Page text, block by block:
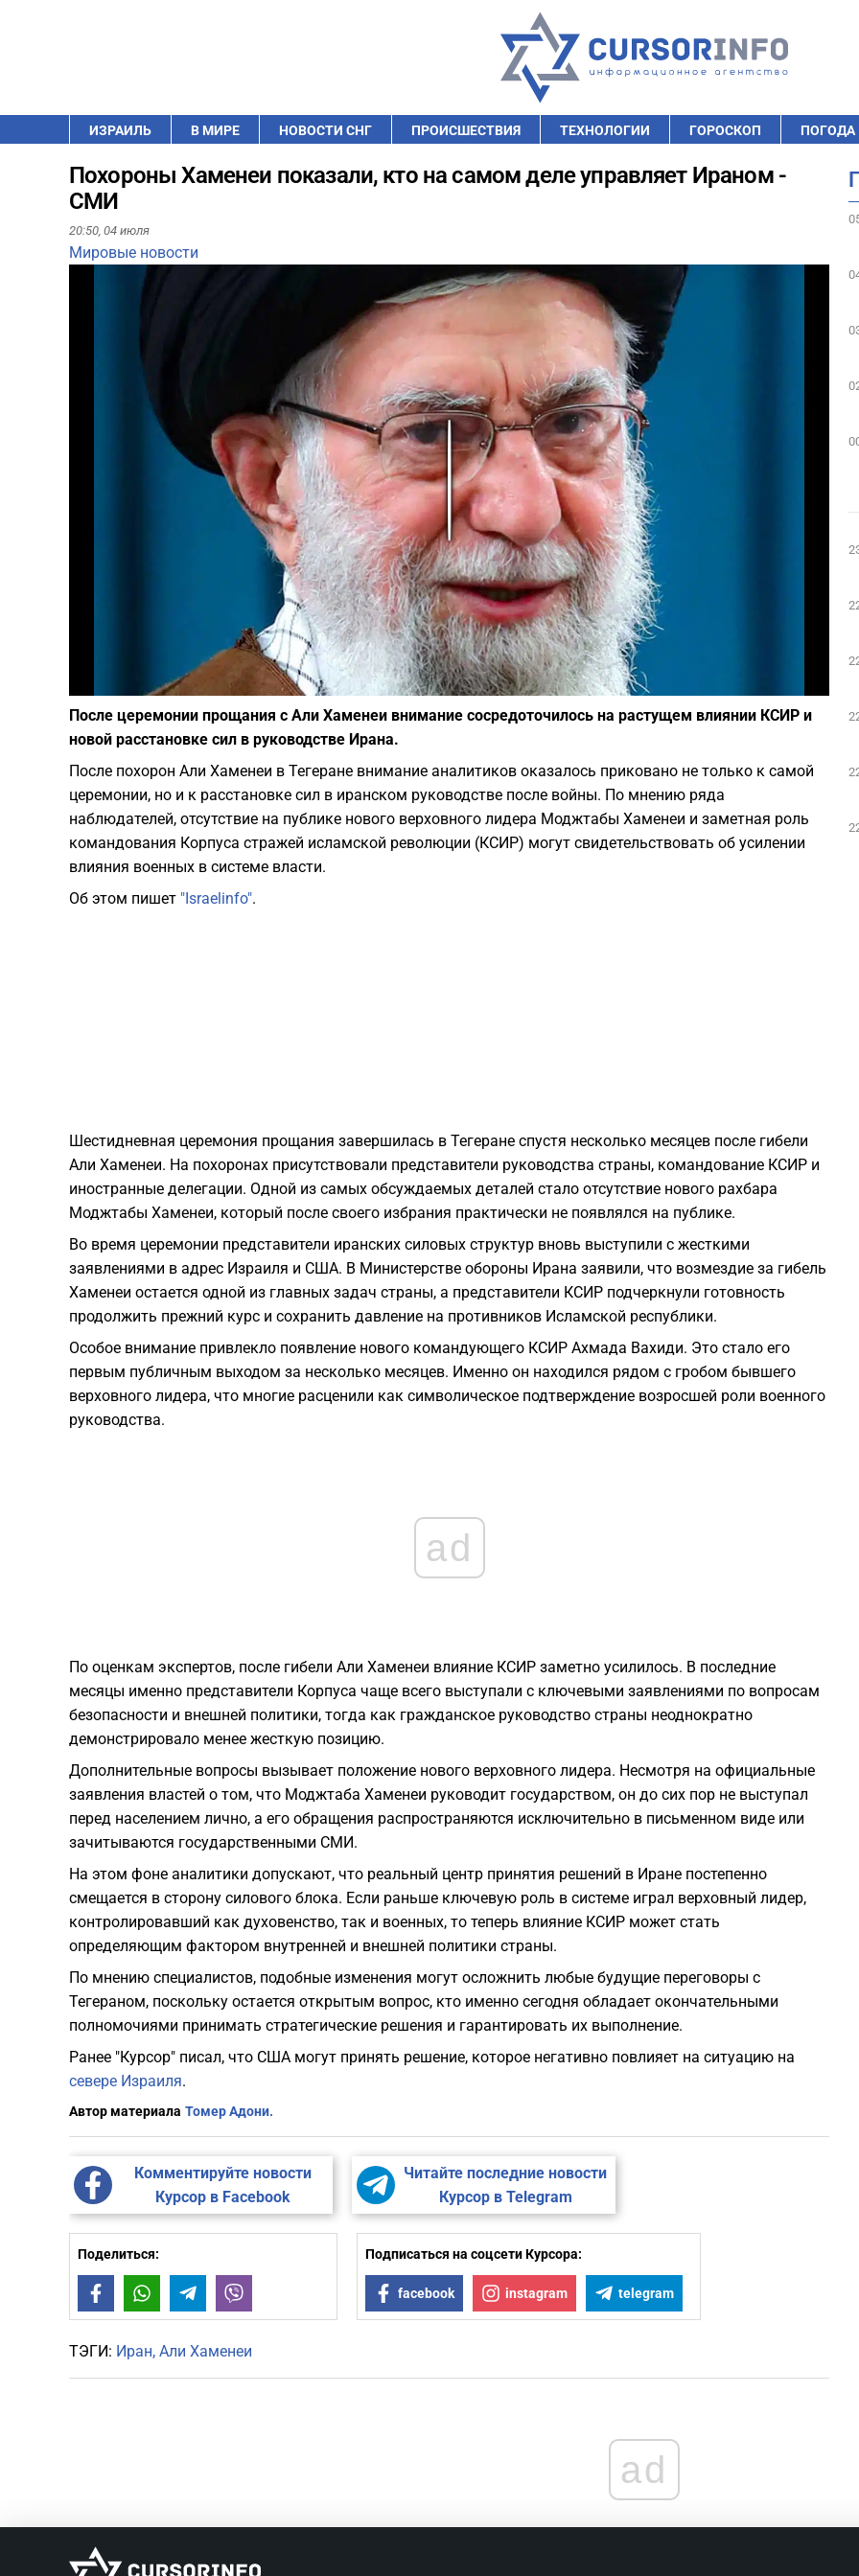
ИЗРАИЛЬ В МИРЕ НОВОСТИ СНГ ПРОИСШЕСТВИЯ ТЕХНОЛОГИИ ГОРОСКОП ПОГОДА
Похороны Хаменеи показали, кто на самом деле управляет Ираном -
СМИ
20:50, 04 июля
Мировые новости
Play
После церемонии прощания с Али Хаменеи внимание сосредоточилось на растущем влиянии КСИР и
новой расстановке сил в руководстве Ирана.
После похорон Али Хаменеи в Тегеране внимание аналитиков оказалось приковано не только к самой
церемонии, но и к расстановке сил в иранском руководстве после войны. По мнению ряда
наблюдателей, отсутствие на публике нового верховного лидера Моджтабы Хаменеи и заметная роль
командования Корпуса стражей исламской революции (КСИР) могут свидетельствовать об усилении
влияния военных в системе власти.
Об этом пишет "Israelinfo".
Шестидневная церемония прощания завершилась в Тегеране спустя несколько месяцев после гибели
Али Хаменеи. На похоронах присутствовали представители руководства страны, командование КСИР и
иностранные делегации. Одной из самых обсуждаемых деталей стало отсутствие нового рахбара
Моджтабы Хаменеи, который после своего избрания практически не появлялся на публике.
Во время церемонии представители иранских силовых структур вновь выступили с жесткими
заявлениями в адрес Израиля и США. В Министерстве обороны Ирана заявили, что возмездие за гибель
Хаменеи остается одной из главных задач страны, а представители КСИР подчеркнули готовность
продолжить прежний курс и сохранить давление на противников Исламской республики.
Особое внимание привлекло появление нового командующего КСИР Ахмада Вахиди. Это стало его
первым публичным выходом за несколько месяцев. Именно он находился рядом с гробом бывшего
верховного лидера, что многие расценили как символическое подтверждение возросшей роли военного
руководства.
ad
По оценкам экспертов, после гибели Али Хаменеи влияние КСИР заметно усилилось. В последние
месяцы именно представители Корпуса чаще всего выступали с ключевыми заявлениями по вопросам
безопасности и внешней политики, тогда как гражданское руководство страны неоднократно
демонстрировало менее жесткую позицию.
Дополнительные вопросы вызывает положение нового верховного лидера. Несмотря на официальные
заявления властей о том, что Моджтаба Хаменеи руководит государством, он до сих пор не выступал
перед населением лично, а его обращения распространяются исключительно в письменном виде или
зачитываются государственными СМИ.
На этом фоне аналитики допускают, что реальный центр принятия решений в Иране постепенно
смещается в сторону силового блока. Если раньше ключевую роль в системе играл верховный лидер,
контролировавший как духовенство, так и военных, то теперь влияние КСИР может стать
определяющим фактором внутренней и внешней политики страны.
По мнению специалистов, подобные изменения могут осложнить любые будущие переговоры с
Тегераном, поскольку остается открытым вопрос, кто именно сегодня обладает окончательными
полномочиями принимать стратегические решения и гарантировать их выполнение.
Ранее "Курсор" писал, что США могут принять решение, которое негативно повлияет на ситуацию на
севере Израиля.
Автор материала Томер Адони.
Комментируйте новости
Курсор в Facebook
Читайте последние новости
Курсор в Telegram
Поделиться:
FacebookWhatsAppTelegram
Подписаться на соцсети Курсора:
facebook instagram telegram
ТЭГИ: Иран Али Хаменеи
ad